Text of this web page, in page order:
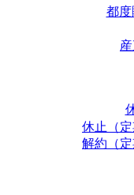
都度
休止（定
解約（定